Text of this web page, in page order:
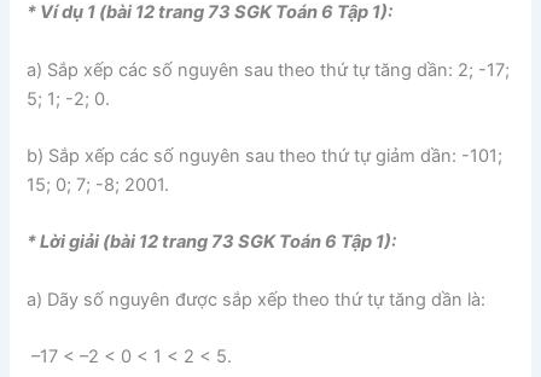
* Ví dụ 1 (bài 12 trang 73 SGK Toán 6 Tập 1):
a) Sắp xếp các số nguyên sau theo thứ tự tăng dần: 2; -17;
5; 1; -2; 0.
b) Sắp xếp các số nguyên sau theo thứ tự giảm dần: -101;
15; 0; 7; -8; 2001.
* Lời giải (bài 12 trang 73 SGK Toán 6 Tập 1):
a) Dãy số nguyên được sắp xếp theo thứ tự tăng dần là:
–17 < –2 < 0 < 1 < 2 < 5.